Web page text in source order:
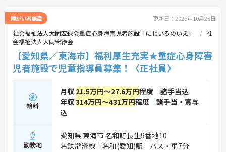
障がい者施設 更新日：2025年10月28日
社会福祉法人大同宏緑会重症心身障害児者施設「にじいろのいえ」
社
会福祉法人大同宏緑会
【愛知県／東海市】福利厚生充実★重症心身障害
児者施設で児童指導員募集！〈正社員〉
給料
月収 21.5万円～27.6万円程度 諸手当込
年収314万円～431万円程度 諸手当・賞与
込
勤務地
愛知県 東海市 名和町長生9番地10
名鉄常滑線「名和(愛知)駅」バス・車7分